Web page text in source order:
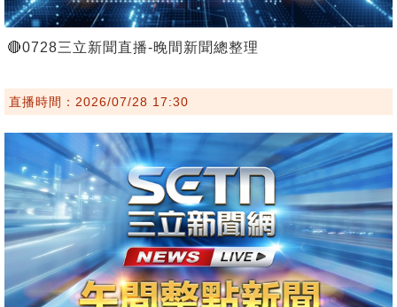
🔴0728三立新聞直播-晚間新聞總整理
直播時間：2026/07/28 17:30